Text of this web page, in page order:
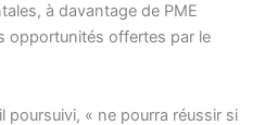
à davantage de PME
opportunités offertes par le
poursuivi, « ne pourra réussir si